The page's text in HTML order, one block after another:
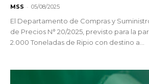
MSS - 05/08/2025
El Departamento de Compras y
de Precios N° 20/2025, previsto para la
2.000 Toneladas de Ripio con destino a...